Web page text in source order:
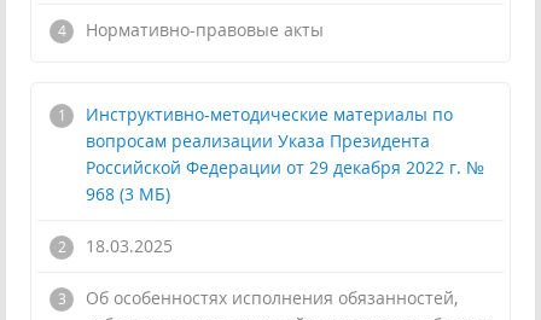
Нормативно-правовые акты
Инструктивно-методические материалы по
вопросам реализации Указа Президента
Российской Федерации от 29 декабря 2022 г. №
968 (3 МБ)
18.03.2025
Об особенностях исполнения обязанностей,